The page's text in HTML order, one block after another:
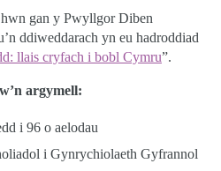
gan y Pwyllgor Diben
ddiweddarach yn eu hadroddiad
llais cryfach i bobl Cymru”.
argymell:
i 96 o aelodau
i Gynrychiolaeth Gyfrannol